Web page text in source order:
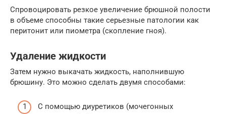
Спровоцировать резкое увеличение брюшной полости
в объеме способны такие серьезные патологии как
перитонит или пиометра (скопление гноя).
Удаление жидкости
Затем нужно выкачать жидкость, наполнившую
брюшину. Это можно сделать двумя способами:
С помощью диуретиков (мочегонных